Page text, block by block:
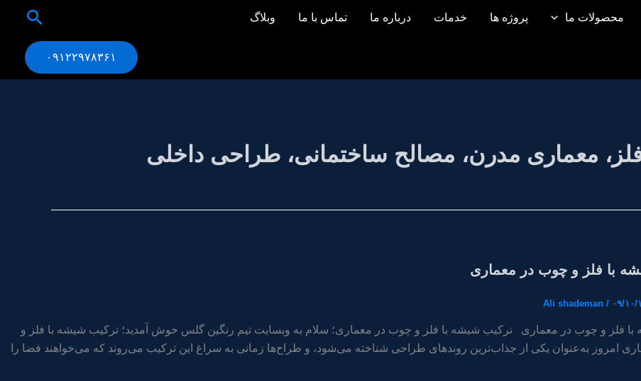
محصولات ما پروژه ها خدمات درباره ما تماس با ما وبلاگ
۰۹۱۲۲۹۷۸۳۶۱
معماری مدرن، مصالح ساختمانی، طراحی داخلی
با فلز و چوب در معماری
Ali shademan / ۱۴۰۴
فلز و چوب در معماری ترکیب شیشه با فلز و چوب در معماری؛ سلام به وبسایت تیم رنگین گلس خوش آمدید؛ ترکیب شیشه با فلز و
امروز به‌عنوان یکی از جذاب‌ترین روندهای طراحی شناخته می‌شود، و طراح‌ها زمانی به سراغ این ترکیب می‌روند که می‌خواهند فضا را